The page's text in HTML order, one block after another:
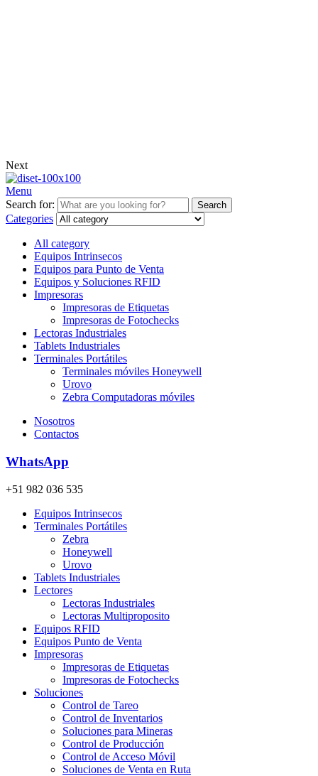
Next
Menu
Search for:
Search
Categories
All category
Equipos Intrinsecos
Equipos para Punto de Venta
Equipos y Soluciones RFID
Impresoras
Impresoras de Etiquetas
Impresoras de Fotochecks
Lectoras Industriales
Tablets Industriales
Terminales Portátiles
Terminales móviles Honeywell
Urovo
Zebra Computadoras móviles
Nosotros
Contactos
WhatsApp
+51 982 036 535
Equipos Intrinsecos
Terminales Portátiles
Zebra
Honeywell
Urovo
Tablets Industriales
Lectores
Lectoras Industriales
Lectoras Multiproposito
Equipos RFID
Equipos Punto de Venta
Impresoras
Impresoras de Etiquetas
Impresoras de Fotochecks
Soluciones
Control de Tareo
Control de Inventarios
Soluciones para Mineras
Control de Producción
Control de Acceso Móvil
Soluciones de Venta en Ruta